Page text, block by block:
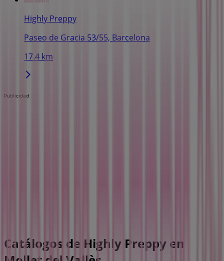
Highly Preppy
Paseo de Gracia 53/55, Barcelona
17.4 km
Publicidad
Catálogos de Highly Preppy en